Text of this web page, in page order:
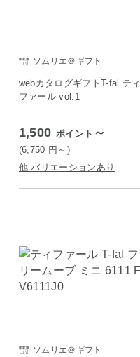
ソムリエ＠ギフト
webカタログギフトT-fal ティ
ファール vol.1
1,500 ポイント ～
(6,750 円 ～)
他 バリエーションあり
ソムリエ＠ギフト